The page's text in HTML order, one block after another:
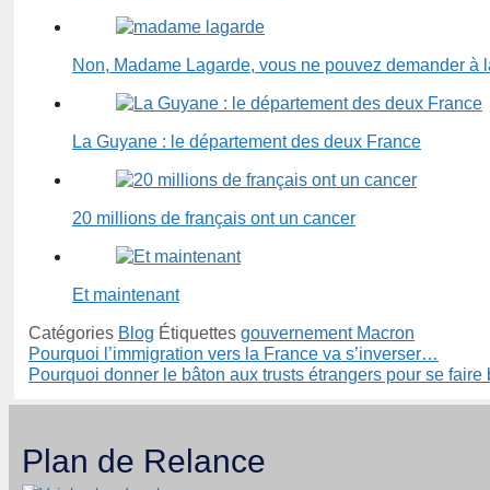
Non, Madame Lagarde, vous ne pouvez demander à
La Guyane : le département des deux France
20 millions de français ont un cancer
Et maintenant
Catégories Blog Étiquettes gouvernement Macron
Pourquoi l’immigration vers la France va s’inverser…
Pourquoi donner le bâton aux trusts étrangers pour se faire
Plan de Relance